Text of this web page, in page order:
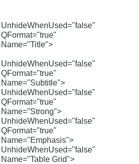
UnhideWhenUsed="false"
QFormat="true"
Name="Title">
UnhideWhenUsed="false"
QFormat="true"
Name="Subtitle">
UnhideWhenUsed="false"
QFormat="true"
Name="Strong">
UnhideWhenUsed="false"
QFormat="true"
Name="Emphasis">
UnhideWhenUsed="false"
Name="Table Grid">